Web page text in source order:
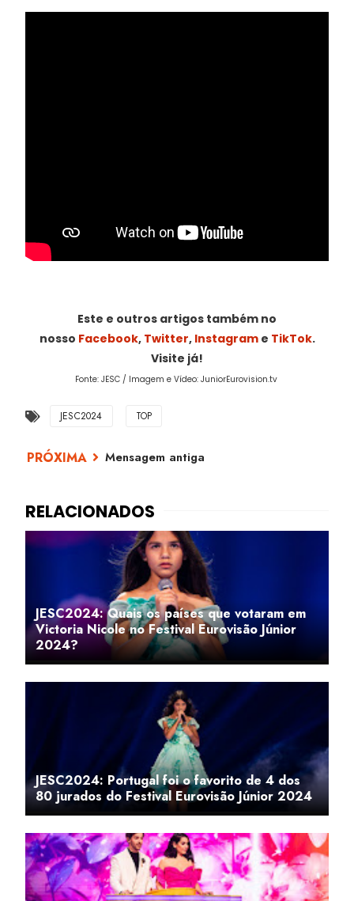
Este e outros artigos também no
nosso Facebook, Twitter, Instagrame TikTok.
Visite já!
Fonte: JESC / Imagem e Vídeo: JuniorEurovision.tv
JESC2024 TOP
Mensagem antiga
JESC2024: Quais os países que votaram em
Victoria Nicole no Festival Eurovisão Júnior
2024?
JESC2024: Portugal foi o favorito de 4 dos
80 jurados do Festival Eurovisão Júnior 2024